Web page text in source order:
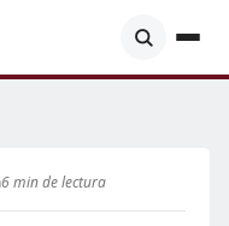
6 min de lectura